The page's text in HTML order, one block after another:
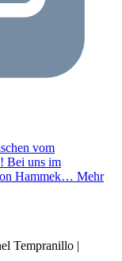
vom
Bei uns im
Hammek… Mehr
Tempranillo |